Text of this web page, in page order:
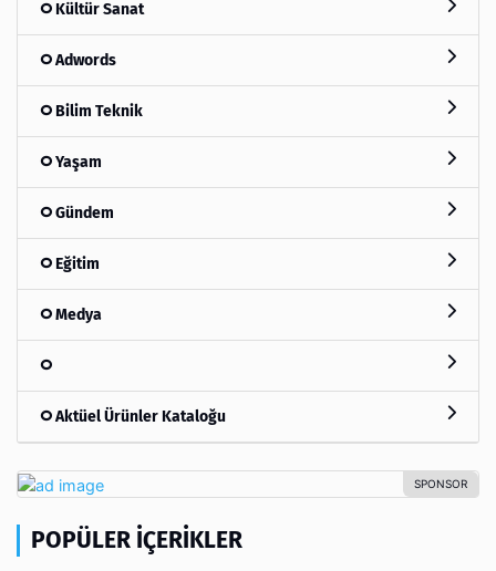
Kültür Sanat
Adwords
Bilim Teknik
Yaşam
Gündem
Eğitim
Medya
Aktüel Ürünler Kataloğu
POPÜLER İÇERIKLER